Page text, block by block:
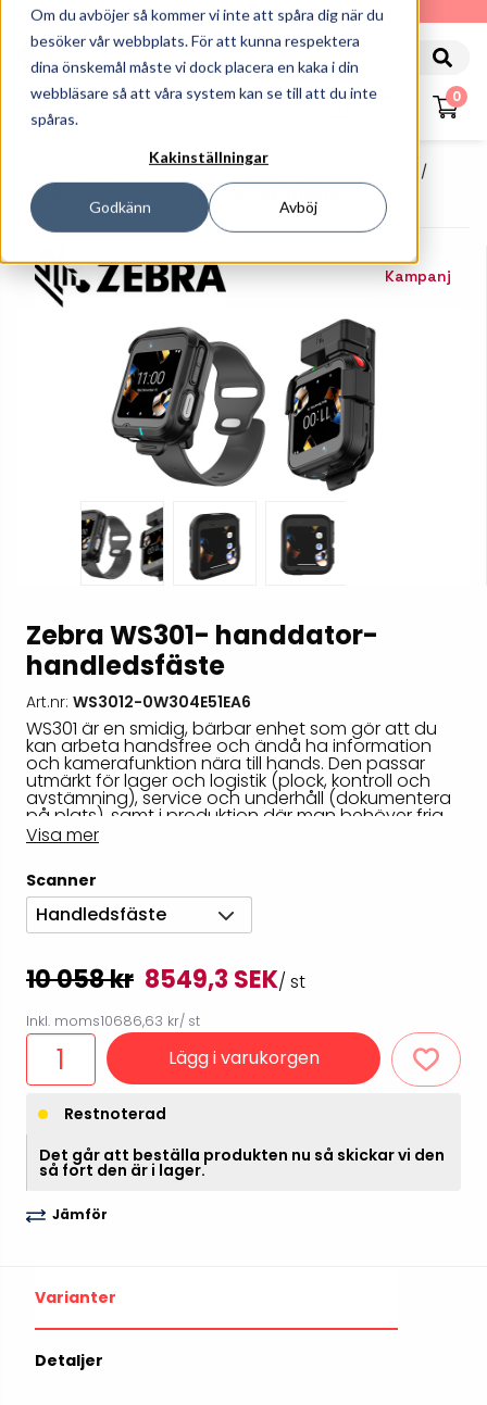
Om du avböjer så kommer vi inte att spåra dig när du
besöker vår webbplats. För att kunna respektera
dina önskemål måste vi dock placera en kaka i din
webbläsare så att våra system kan se till att du inte
spåras.
Kakinställningar
Godkänn Avböj
010-162 61 90
0
Handdatorer
Wearable Computers
Zebra WS301- Handdator- Handledsfäste
Kampanj
Zebra WS301- handdator-
handledsfäste
Art.nr: WS3012-0W304E51EA6
WS301 är en smidig, bärbar enhet som gör att du
kan arbeta handsfree och ändå ha information
och kamerafunktion nära till hands. Den passar
utmärkt för lager och logistik (plock, kontroll och
avstämning), service och underhåll (dokumentera
på plats), samt i produktion där man behöver fria
händer. Med snabb uppkoppling och enkel
parkoppling fungerar den bra i rörliga
Visa mer
Scanner
Handledsfäste
10 058 kr 8549,3 SEK/ st
Inkl. moms10686,63 kr/ st
Lägg i varukorgen
Restnoterad
Det går att beställa produkten nu så skickar vi den
så fort den är i lager.
Jämför
Varianter
Detaljer